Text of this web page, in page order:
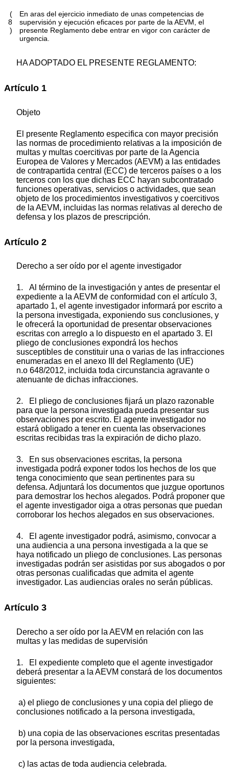
(
8
)
En aras del ejercicio inmediato de unas competencias de
supervisión y ejecución eficaces por parte de la AEVM, el
presente Reglamento debe entrar en vigor con carácter de
urgencia.
HA ADOPTADO EL PRESENTE REGLAMENTO:
Artículo 1
Objeto
El presente Reglamento especifica con mayor precisión
las normas de procedimiento relativas a la imposición de
multas y multas coercitivas por parte de la Agencia
Europea de Valores y Mercados (AEVM) a las entidades
de contrapartida central (ECC) de terceros países o a los
terceros con los que dichas ECC hayan subcontratado
funciones operativas, servicios o actividades, que sean
objeto de los procedimientos investigativos y coercitivos
de la AEVM, incluidas las normas relativas al derecho de
defensa y los plazos de prescripción.
Artículo 2
Derecho a ser oído por el agente investigador
1. Al término de la investigación y antes de presentar el
expediente a la AEVM de conformidad con el artículo 3,
apartado 1, el agente investigador informará por escrito a
la persona investigada, exponiendo sus conclusiones, y
le ofrecerá la oportunidad de presentar observaciones
escritas con arreglo a lo dispuesto en el apartado 3. El
pliego de conclusiones expondrá los hechos
susceptibles de constituir una o varias de las infracciones
enumeradas en el anexo III del Reglamento (UE)
n.o 648/2012, incluida toda circunstancia agravante o
atenuante de dichas infracciones.
2. El pliego de conclusiones fijará un plazo razonable
para que la persona investigada pueda presentar sus
observaciones por escrito. El agente investigador no
estará obligado a tener en cuenta las observaciones
escritas recibidas tras la expiración de dicho plazo.
3. En sus observaciones escritas, la persona
investigada podrá exponer todos los hechos de los que
tenga conocimiento que sean pertinentes para su
defensa. Adjuntará los documentos que juzgue oportunos
para demostrar los hechos alegados. Podrá proponer que
el agente investigador oiga a otras personas que puedan
corroborar los hechos alegados en sus observaciones.
4. El agente investigador podrá, asimismo, convocar a
una audiencia a una persona investigada a la que se
haya notificado un pliego de conclusiones. Las personas
investigadas podrán ser asistidas por sus abogados o por
otras personas cualificadas que admita el agente
investigador. Las audiencias orales no serán públicas.
Artículo 3
Derecho a ser oído por la AEVM en relación con las
multas y las medidas de supervisión
1. El expediente completo que el agente investigador
deberá presentar a la AEVM constará de los documentos
siguientes:
a) el pliego de conclusiones y una copia del pliego de
conclusiones notificado a la persona investigada,
b) una copia de las observaciones escritas presentadas
por la persona investigada,
c) las actas de toda audiencia celebrada.